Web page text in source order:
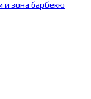
и зона барбекю